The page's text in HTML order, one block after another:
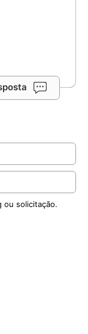
ou solicitação.